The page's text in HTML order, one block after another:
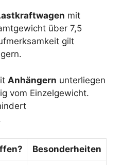
mit
über 7,5
gilt
Anhängern unterliegen
vom Einzelgewicht.
Besonderheiten